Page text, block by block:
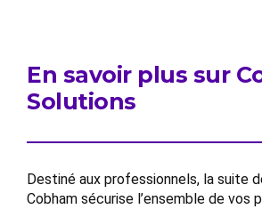
En savoir plus sur
Solutions
Destiné aux professionnels, la suite
Cobham sécurise l’ensemble de vos